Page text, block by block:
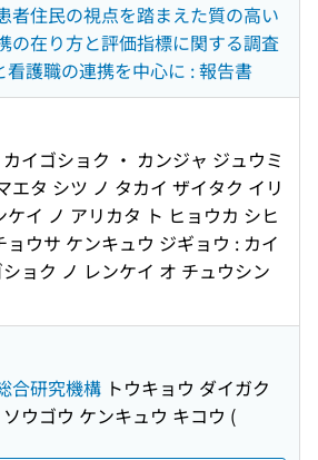
者住民の視点を踏まえた質の高い
の在り方と評価指標に関する調査
護職の連携を中心に : 報告書
イゴショク ・ カンジャ ジュウミ
エタ シツ ノ タカイ ザイタク イリ
ケイ ノ アリカタ ト ヒョウカ シヒ
ョウサ ケンキュウ ジギョウ : カイ
ョク ノ レンケイ オ チュウシン
合研究機構 トウキョウ ダイガク
ウゴウ ケンキュウ キコウ (